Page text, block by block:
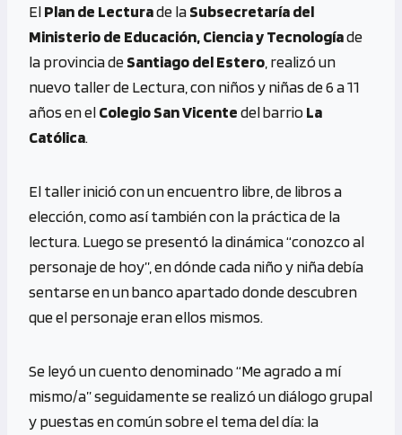
b
o
o
k
se
n
g
er
py
Li
n
k
gr
a
m
at
s
A
p
ElPlan de Lecturade laSubsecretaría del
Ministerio de Educación, Ciencia y Tecnologíade
la provincia deSantiago del Estero , realizó un
nuevo taller de Lectura, con niños y niñas de 6 a 11
años en elColegio San Vicentedel barrioLa
Católica.
El taller inició con un encuentro libre, de libros a
elección, como así también con la práctica de la
lectura. Luego se presentó la dinámica “conozco al
personaje de hoy”, en dónde cada niño y niña debía
sentarse en un banco apartado donde descubren
que el personaje eran ellos mismos.
Se leyó un cuento denominado “Me agrado a mí
mismo/a” seguidamente se realizó un diálogo grupal
y puestas en común sobre el tema del día: la